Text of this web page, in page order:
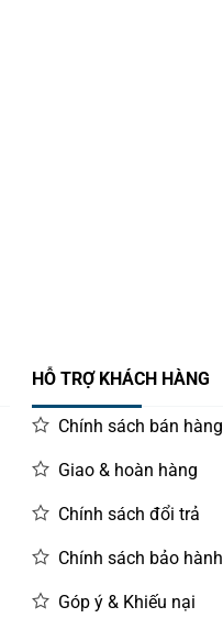
HỖ TRỢ KHÁCH HÀNG
Chính sách bán hàng
Giao & hoàn hàng
Chính sách đổi trả
Chính sách bảo hành
Góp ý & Khiếu nại